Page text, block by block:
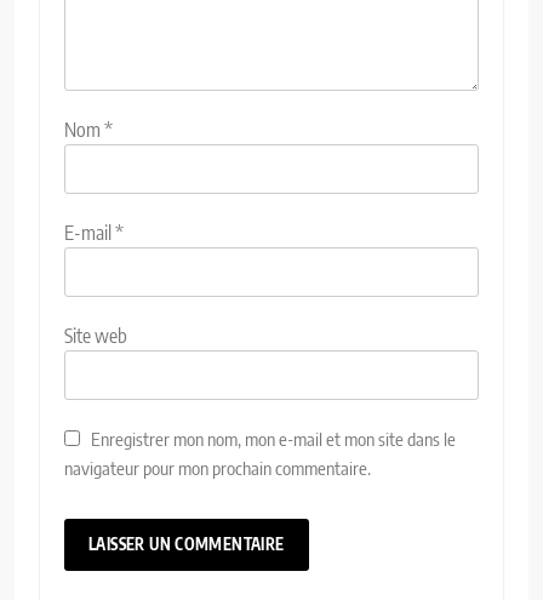
Nom *
E-mail *
Site web
Enregistrer mon nom, mon e-mail et mon site dans le
navigateur pour mon prochain commentaire.